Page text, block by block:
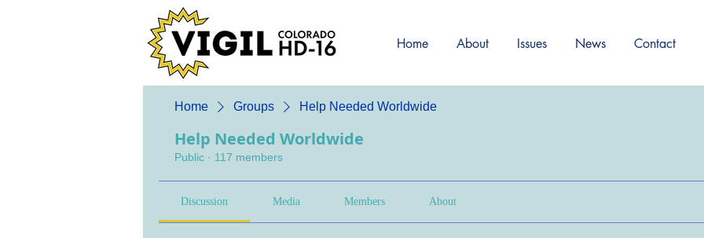
Home About Issues News Contact
Home Groups Help Needed Worldwide
Help Needed Worldwide
Public · 117 members
Discussion Media Members About